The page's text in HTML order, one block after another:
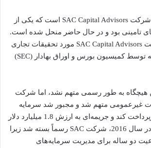
او همچنین بنیانگذار شرکت SAC Capital Advisors است که یکی از
تامینی بود و در حال حاضر منحل شده است.
در سال 2010، شرکت SAC Capital Advisors مورد تحقیقات تجاری
داخلی قرار گرفت که توسط کمیسیون بورس و اوراق بهادار (SEC)
هیچگاه به طور رسمی متهم نشد، اما شرکت
غیرعمومی متهم شد و مجبور شد سرمایه
سرمایه‌گذاران را بازپرداخت کند و جریمه‌ای به ارزش 1.8 میلیارد دلار
پرداخت کند. سپس در سال 2016، شرکت SAC رسماً بسته شد زیرا
دو ساله برای مدیریت سرمایه‌های